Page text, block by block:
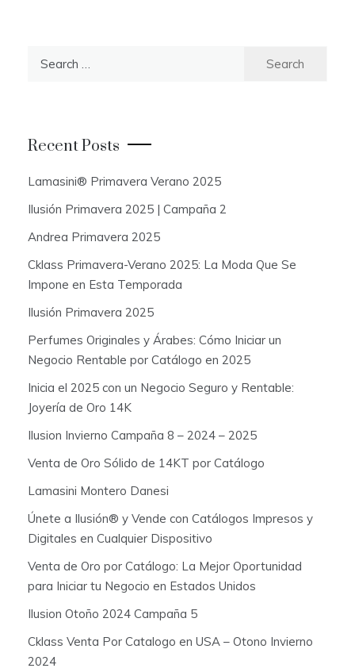
h
f
r
Recent Posts
Lamasini® Primavera Verano 2025
Ilusión Primavera 2025 | Campaña 2
Andrea Primavera 2025
Cklass Primavera-Verano 2025: La Moda Que Se
Impone en Esta Temporada
Ilusión Primavera 2025
Perfumes Originales y Árabes: Cómo Iniciar un
Negocio Rentable por Catálogo en 2025
Inicia el 2025 con un Negocio Seguro y Rentable:
Joyería de Oro 14K
Ilusion Invierno Campaña 8 – 2024 – 2025
Venta de Oro Sólido de 14KT por Catálogo
Lamasini Montero Danesi
Únete a Ilusión® y Vende con Catálogos Impresos y
Digitales en Cualquier Dispositivo
Venta de Oro por Catálogo: La Mejor Oportunidad
para Iniciar tu Negocio en Estados Unidos
Ilusion Otoño 2024 Campaña 5
Cklass Venta Por Catalogo en USA – Otono Invierno
2024